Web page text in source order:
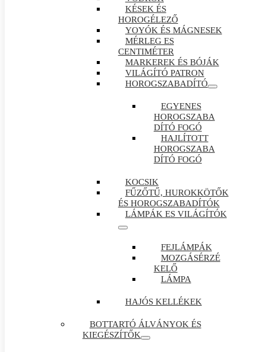
KÉSEK ÉS
HOROGÉLEZŐ
YOYÓK ÉS MÁGNESEK
MÉRLEG ES
CENTIMÉTER
MARKEREK ÉS BÓJÁK
VILÁGÍTÓ PATRON
HOROGSZABADÍTÓ
EGYENES
HOROGSZABA
DÍTÓ FOGÓ
HAJLÍTOTT
HOROGSZABA
DÍTÓ FOGÓ
KOCSIK
FŰZŐTŰ, HUROKKÖTŐK
ÉS HOROGSZABADÍTÓK
LÁMPÁK ES VILÁGÍTÓK
FEJLÁMPÁK
MOZGÁSÉRZÉ
KELŐ
LÁMPA
HAJÓS KELLÉKEK
BOTTARTÓ ÁLVÁNYOK ÉS
KIEGÉSZÍTŐK